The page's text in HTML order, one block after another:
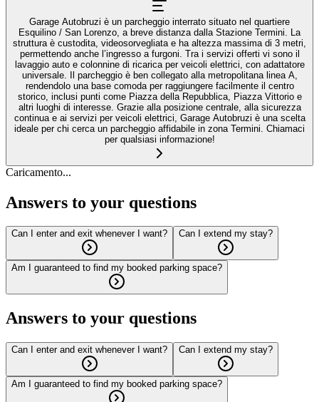
Garage Autobruzi è un parcheggio interrato situato nel quartiere
Esquilino / San Lorenzo, a breve distanza dalla Stazione Termini. La
struttura è custodita, videosorvegliata e ha altezza massima di 3 metri,
permettendo anche l’ingresso a furgoni. Tra i servizi offerti vi sono il
lavaggio auto e colonnine di ricarica per veicoli elettrici, con adattatore
universale. Il parcheggio è ben collegato alla metropolitana linea A,
rendendolo una base comoda per raggiungere facilmente il centro
storico, inclusi punti come Piazza della Repubblica, Piazza Vittorio e
altri luoghi di interesse. Grazie alla posizione centrale, alla sicurezza
continua e ai servizi per veicoli elettrici, Garage Autobruzi è una scelta
ideale per chi cerca un parcheggio affidabile in zona Termini. Chiamaci
per qualsiasi informazione!
Caricamento...
Answers to your questions
Can I enter and exit whenever I want? Can I extend my stay?
Am I guaranteed to find my booked parking space?
Answers to your questions
Can I enter and exit whenever I want? Can I extend my stay?
Am I guaranteed to find my booked parking space?